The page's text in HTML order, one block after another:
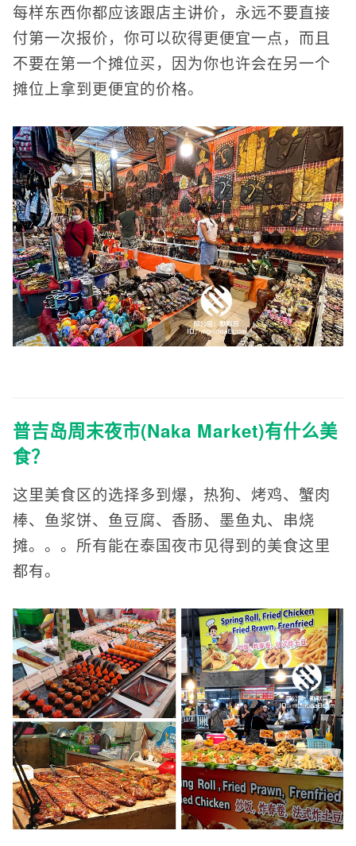
每样东西你都应该跟店主讲价，永远不要直接
付第一次报价，你可以砍得更便宜一点，而且
不要在第一个摊位买，因为你也许会在另一个
摊位上拿到更便宜的价格。
普吉岛周末夜市(Naka Market)有什么美
食？
这里美食区的选择多到爆，热狗、烤鸡、蟹肉
棒、鱼浆饼、鱼豆腐、香肠、墨鱼丸、串烧
摊。。。所有能在泰国夜市见得到的美食这里
都有。